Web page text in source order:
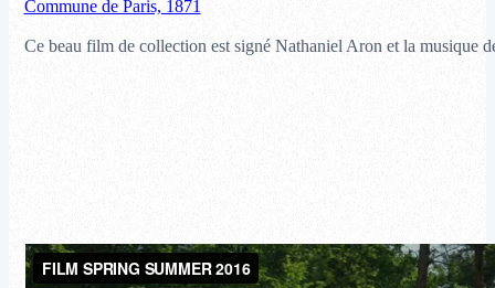
Commune de Paris, 1871
Ce beau film de collection est signé Nathaniel Aron et la musique